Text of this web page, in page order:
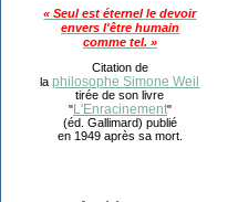
« Seul est éternel le devoir
envers l'être humain
comme tel. »
Citation de
laphilosophe Simone Weil
tirée de son livre
"L'Enracinement"
(éd. Gallimard) publié
en 1949 après sa mort.